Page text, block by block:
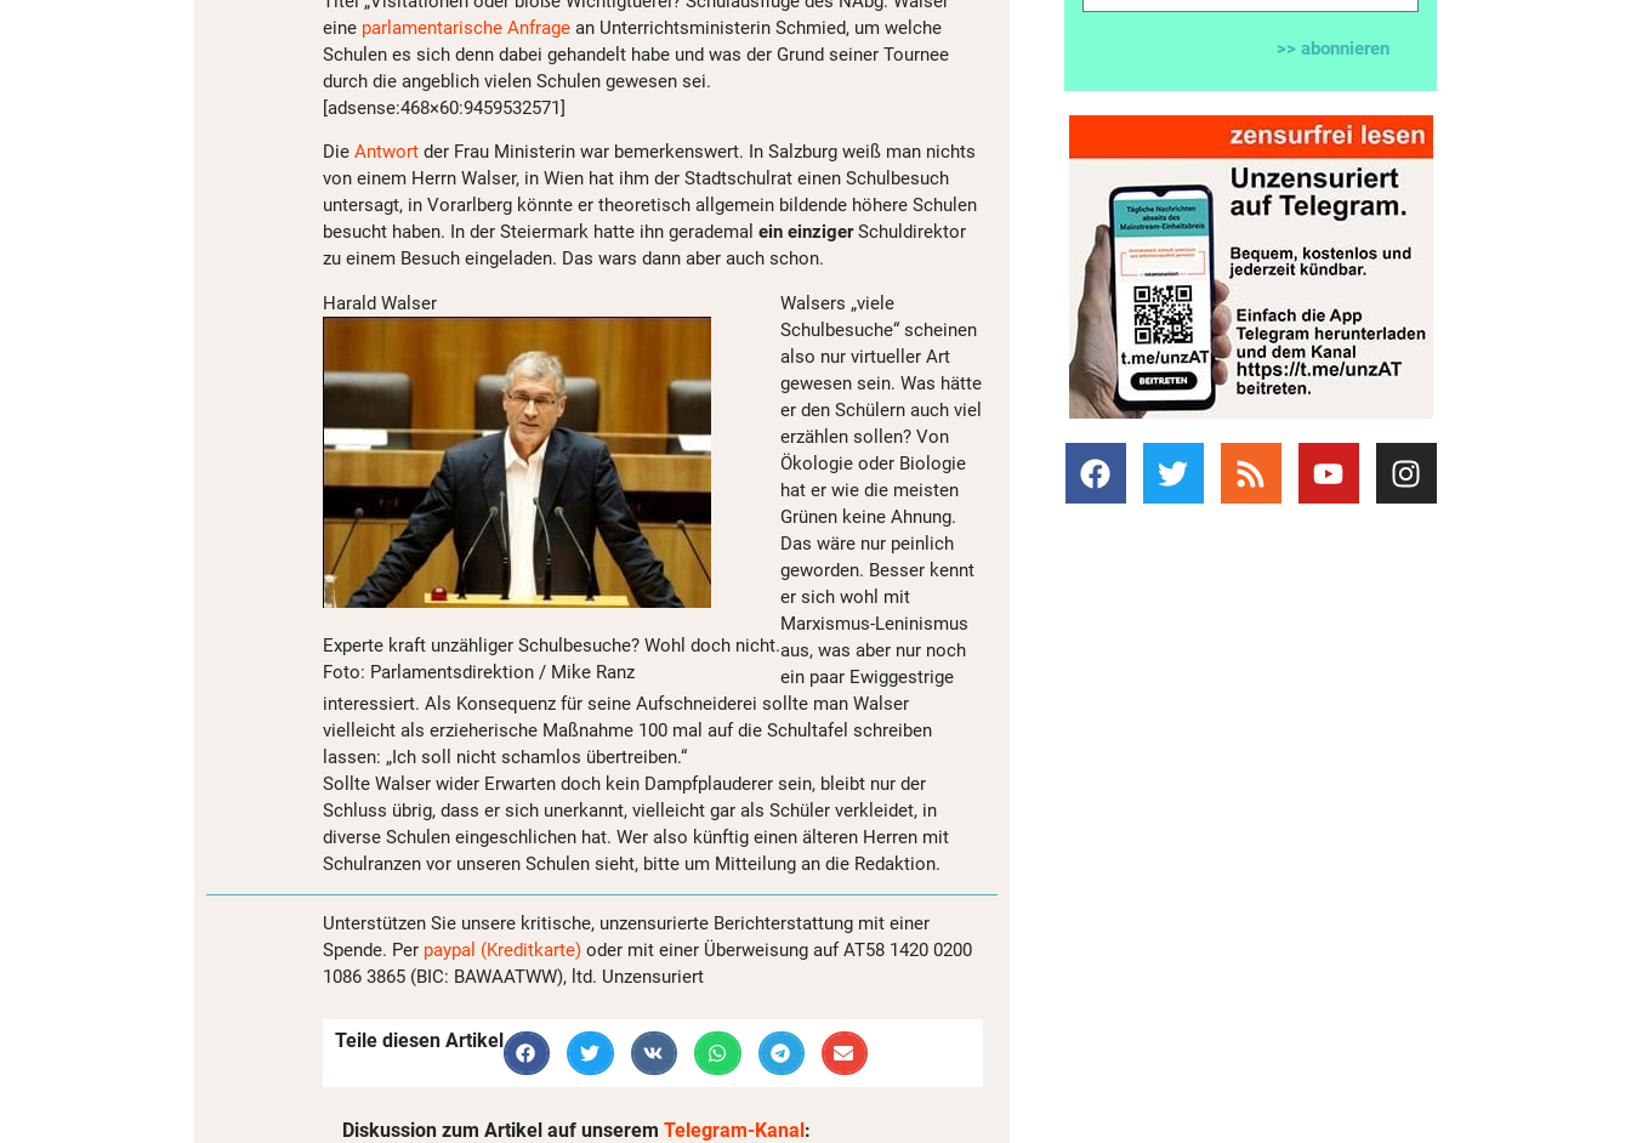
eine parlamentarische Anfrage an Unterrichtsministerin Schmied, um welche
Schulen es sich denn dabei gehandelt habe und was der Grund seiner Tournee
durch die angeblich vielen Schulen gewesen sei.
[adsense:468×60:9459532571]
Die Antwort der Frau Ministerin war bemerkenswert. In Salzburg weiß man nichts
von einem Herrn Walser, in Wien hat ihm der Stadtschulrat einen Schulbesuch
untersagt, in Vorarlberg könnte er theoretisch allgemein bildende höhere Schulen
besucht haben. In der Steiermark hatte ihn gerademal ein einzigerSchuldirektor
zu einem Besuch eingeladen. Das wars dann aber auch schon.
Harald Walser
Experte kraft unzähliger Schulbesuche? Wohl doch nicht.
Foto: Parlamentsdirektion / Mike Ranz
Walsers „viele
Schulbesuche“ scheinen
also nur virtueller Art
gewesen sein. Was hätte
er den Schülern auch viel
erzählen sollen? Von
Ökologie oder Biologie
hat er wie die meisten
Grünen keine Ahnung.
Das wäre nur peinlich
geworden. Besser kennt
er sich wohl mit
Marxismus-Leninismus
aus, was aber nur noch
ein paar Ewiggestrige
interessiert. Als Konsequenz für seine Aufschneiderei sollte man Walser
vielleicht als erzieherische Maßnahme 100 mal auf die Schultafel schreiben
lassen: „Ich soll nicht schamlos übertreiben.“
Sollte Walser wider Erwarten doch kein Dampfplauderer sein, bleibt nur der
Schluss übrig, dass er sich unerkannt, vielleicht gar als Schüler verkleidet, in
diverse Schulen eingeschlichen hat. Wer also künftig einen älteren Herren mit
Schulranzen vor unseren Schulen sieht, bitte um Mitteilung an die Redaktion.
Unterstützen Sie unsere kritische, unzensurierte Berichterstattung mit einer
Spende. Per paypal (Kreditkarte) oder mit einer Überweisung auf AT58 1420 0200
1086 3865 (BIC: BAWAATWW), ltd. Unzensuriert
Teile diesen Artikel
Diskussion zum Artikel auf unserem Telegram-Kanal:
>> abonnieren